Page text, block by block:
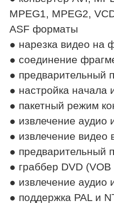
MPEG1, MPEG2,
ASF форматы
● нарезка видео на
● соединение
● предварительный
● настройка начала
● пакетный режим
● извлечение аудио
● извлечение видео
● предварительный
● граббер DVD
● извлечение аудио
● поддержка PAL и